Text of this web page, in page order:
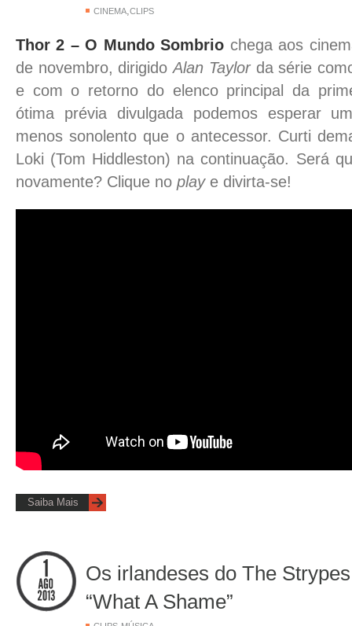
CINEMA,CLIPS
Thor 2 – O Mundo Sombrio chega aos
de novembro, dirigidoAlan Taylorda série
e com o retorno do elenco principal da
ótima prévia divulgada podemos esperar
menos sonolento que o antecessor. Curti
Loki (Tom Hiddleston) na continuação. Será
novamente? Clique no playe divirta-se!
Saiba Mais
Os irlandeses do The
“What A Shame”